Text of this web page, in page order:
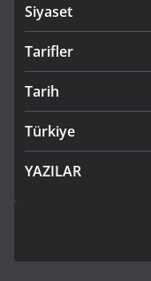
Siyaset
Tarifler
Tarih
Türkiye
YAZILAR